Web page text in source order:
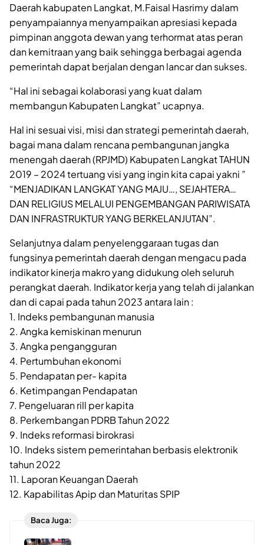
Daerah kabupaten Langkat, M.Faisal Hasrimy dalam
penyampaiannya menyampaikan apresiasi kepada
pimpinan anggota dewan yang terhormat atas peran
dan kemitraan yang baik sehingga berbagai agenda
pemerintah dapat berjalan dengan lancar dan sukses.
“Hal ini sebagai kolaborasi yang kuat dalam
membangun Kabupaten Langkat” ucapnya.
Hal ini sesuai visi, misi dan strategi pemerintah daerah,
bagai mana dalam rencana pembangunan jangka
menengah daerah (RPJMD) Kabupaten Langkat TAHUN
2019 – 2024 tertuang visi yang ingin kita capai yakni ”
“MENJADIKAN LANGKAT YANG MAJU…, SEJAHTERA…
DAN RELIGIUS MELALUI PENGEMBANGAN PARIWISATA
DAN INFRASTRUKTUR YANG BERKELANJUTAN”.
Selanjutnya dalam penyelenggaraan tugas dan
fungsinya pemerintah daerah dengan mengacu pada
indikator kinerja makro yang didukung oleh seluruh
perangkat daerah. Indikator kerja yang telah di jalankan
dan di capai pada tahun 2023 antara lain :
1. Indeks pembangunan manusia
2. Angka kemiskinan menurun
3. Angka pengangguran
4. Pertumbuhan ekonomi
5. Pendapatan per- kapita
6. Ketimpangan Pendapatan
7. Pengeluaran rill per kapita
8. Perkembangan PDRB Tahun 2022
9. Indeks reformasi birokrasi
10. Indeks sistem pemerintahan berbasis elektronik
tahun 2022
11. Laporan Keuangan Daerah
12. Kapabilitas Apip dan Maturitas SPIP
Baca Juga: